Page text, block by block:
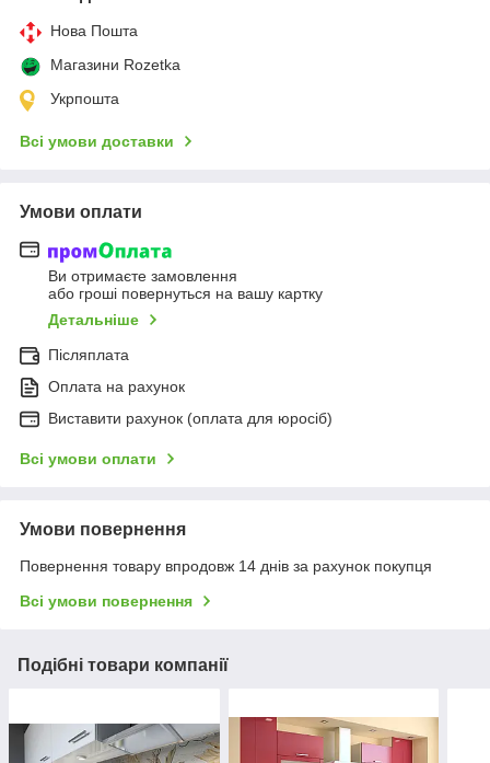
Нова Пошта
Магазини Rozetka
Укрпошта
Всі умови доставки
Умови оплати
Ви отримаєте замовлення
або гроші повернуться на вашу картку
Детальніше
Післяплата
Оплата на рахунок
Виставити рахунок (оплата для юросіб)
Всі умови оплати
Умови повернення
Повернення товару впродовж 14 днів за рахунок покупця
Всі умови повернення
Подібні товари компанії